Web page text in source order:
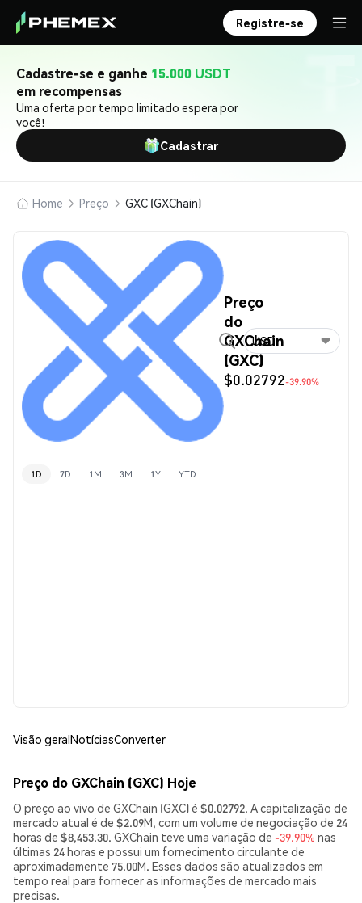
Registre-se
Cadastre-se e ganhe 15.000 USDT
em recompensas
Uma oferta por tempo limitado espera por
você!
Cadastrar
Home Preço GXC (GXChain)
Preço
do
GXChain
(GXC)
$0.02792-39.90%
USD
1D 7D 1M 3M 1Y YTD
Visão geralNotíciasConverter
Preço do GXChain (GXC) Hoje
O preço ao vivo de GXChain (GXC) é $0.02792. A capitalização de
mercado atual é de $2.09M, com um volume de negociação de 24
horas de $8,453.30. GXChain teve uma variação de -39.90% nas
últimas 24 horas e possui um fornecimento circulante de
aproximadamente 75.00M. Esses dados são atualizados em
tempo real para fornecer as informações de mercado mais
precisas.